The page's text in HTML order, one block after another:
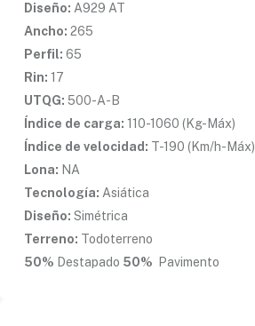
Diseño: A929 AT
Ancho: 265
Perfil: 65
Rin: 17
UTQG: 500-A-B
Índice de carga: 110-1060 (Kg-Máx)
Índice de velocidad: T-190 (Km/h-Máx)
Lona: NA
Tecnología: Asiática
Diseño: Simétrica
Terreno: Todoterreno
50% Destapado 50% Pavimento